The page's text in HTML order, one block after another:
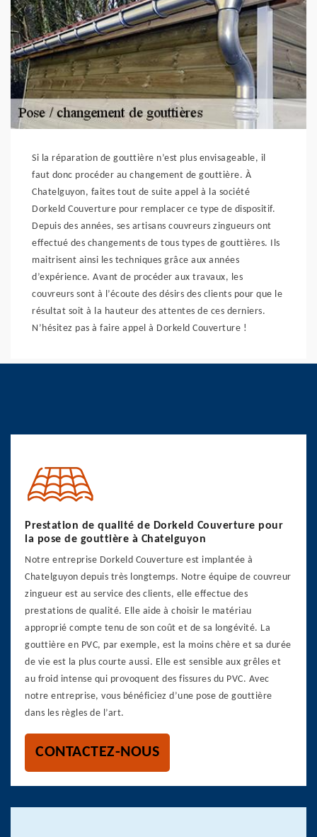
Si la réparation de gouttière n’est plus envisageable, il
faut donc procéder au changement de gouttière. À
Chatelguyon, faites tout de suite appel à la société
Dorkeld Couverture pour remplacer ce type de dispositif.
Depuis des années, ses artisans couvreurs zingueurs ont
effectué des changements de tous types de gouttières. Ils
maitrisent ainsi les techniques grâce aux années
d’expérience. Avant de procéder aux travaux, les
couvreurs sont à l’écoute des désirs des clients pour que le
résultat soit à la hauteur des attentes de ces derniers.
N’hésitez pas à faire appel à Dorkeld Couverture !
Prestation de qualité de Dorkeld Couverture pour
la pose de gouttière à Chatelguyon
Notre entreprise Dorkeld Couverture est implantée à
Chatelguyon depuis très longtemps. Notre équipe de couvreur
zingueur est au service des clients, elle effectue des
prestations de qualité. Elle aide à choisir le matériau
approprié compte tenu de son coût et de sa longévité. La
gouttière en PVC, par exemple, est la moins chère et sa durée
de vie est la plus courte aussi. Elle est sensible aux grêles et
au froid intense qui provoquent des fissures du PVC. Avec
notre entreprise, vous bénéficiez d’une pose de gouttière
dans les règles de l’art.
CONTACTEZ-NOUS